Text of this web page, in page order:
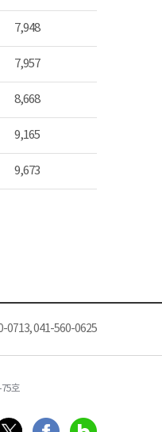
7,948
7,957
8,668
9,165
9,673
0713, 041-560-0625
호